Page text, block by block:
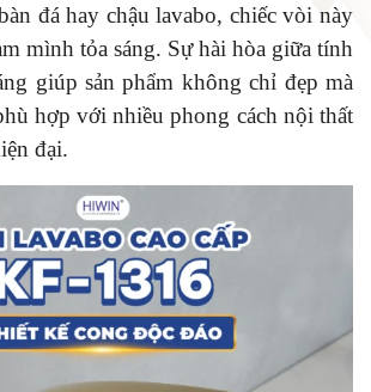
đá hay chậu lavabo, chiếc vòi này
mình tỏa sáng. Sự hài hòa giữa tính
giúp sản phẩm không chỉ đẹp mà
hợp với nhiều phong cách nội thất
đại.